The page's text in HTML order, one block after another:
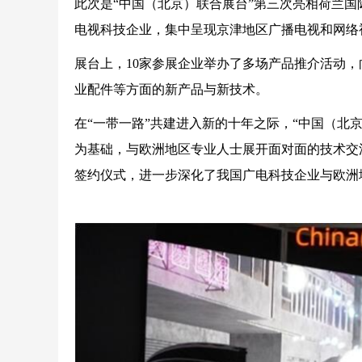
此次是“中国（北京）联合展台”第三次亮相荷兰
电视科技企业，集中呈现京津地区广播电视和网
展台上，10家参展企业举办了多场产品推介活动
业配件等方面的新产品与新技术。
在“一带一路”共建进入新的十年之际，“中国（北
为基础，与欧洲地区专业人士展开面对面的技术
签约仪式，进一步深化了我国广电科技企业与欧